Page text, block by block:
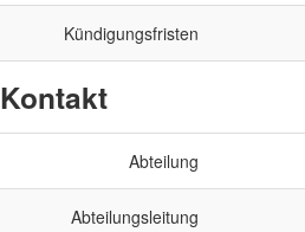
Kündigungsfristen
Kontakt
Abteilung
Abteilungsleitung